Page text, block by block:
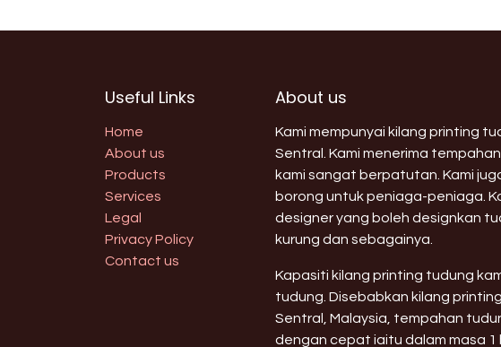
Useful Links
Home
About us
Products
Services
Legal
Privacy Policy
Contact us
About us
Kami mempunyai kilang printing
Sentral. Kami menerima
kami sangat berpatutan. Kami
borong untuk peniaga-peniaga.
designer yang boleh designkan
kurung dan sebagainya.
Kapasiti kilang printing tudung
tudung. Disebabkan kilang
Sentral, Malaysia, tempahan
dengan cepat iaitu dalam masa 1